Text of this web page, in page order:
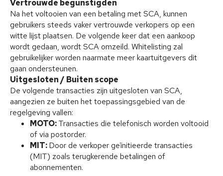
Vertrouwde begunstigden
Na het voltooien van een betaling met SCA, kunnen
gebruikers steeds vaker vertrouwde verkopers op een
witte lijst plaatsen. De volgende keer dat een aankoop
wordt gedaan, wordt SCA omzeild. Whitelisting zal
gebruikelijker worden naarmate meer kaartuitgevers dit
gaan ondersteunen.
Uitgesloten / Buiten scope
De volgende transacties zijn uitgesloten van SCA,
aangezien ze buiten het toepassingsgebied van de
regelgeving vallen:
MOTO:Transacties die telefonisch worden voltooid
of via postorder.
MIT:Door de verkoper geïnitieerde transacties
(MIT) zoals terugkerende betalingen of
abonnementen.